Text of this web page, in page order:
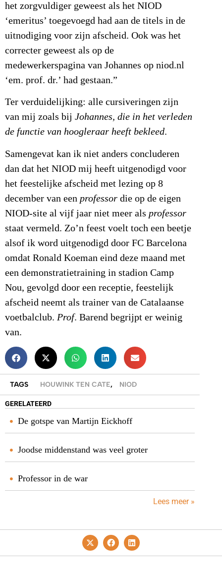
het zorgvuldiger geweest als het NIOD
‘emeritus’ toegevoegd had aan de titels in de
uitnodiging voor zijn afscheid. Ook was het
correcter geweest als op de
medewerkerspagina van Johannes op niod.nl
‘em. prof. dr.’ had gestaan.”
Ter verduidelijking: alle cursiveringen zijn
van mij zoals bij Johannes, die in het verleden
de functie van hoogleraar heeft bekleed.
Samengevat kan ik niet anders concluderen
dan dat het NIOD mij heeft uitgenodigd voor
het feestelijke afscheid met lezing op 8
december van een professor die op de eigen
NIOD-site al vijf jaar niet meer als professor
staat vermeld. Zo’n feest voelt toch een beetje
alsof ik word uitgenodigd door FC Barcelona
omdat Ronald Koeman eind deze maand met
een demonstratietraining in stadion Camp
Nou, gevolgd door een receptie, feestelijk
afscheid neemt als trainer van de Catalaanse
voetbalclub. Prof. Barend begrijpt er weinig
van.
TAGS HOUWINK TEN CATE, NIOD
GERELATEERD
De gotspe van Martijn Eickhoff
Joodse middenstand was veel groter
Professor in de war
Lees meer »